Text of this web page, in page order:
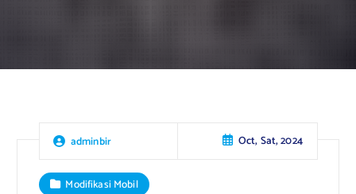
adminbir Oct, Sat, 2024
Modifikasi Mobil